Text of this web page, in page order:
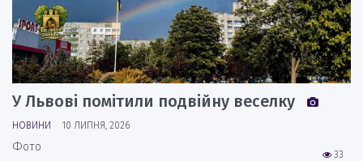
У Львові помітили подвійну веселку
НОВИНИ 10 ЛИПНЯ, 2026
33
Фото